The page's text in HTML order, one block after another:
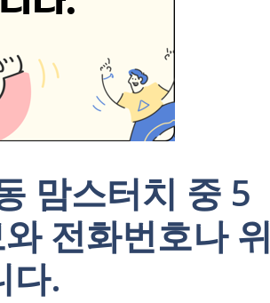
맘스터치 중 5
전화번호나 위
다.